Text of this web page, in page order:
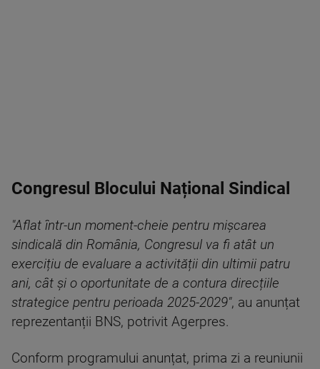
Congresul Blocului Național Sindical
"Aflat într-un moment-cheie pentru mișcarea
sindicală din România, Congresul va fi atât un
exercițiu de evaluare a activității din ultimii patru
ani, cât și o oportunitate de a contura direcțiile
strategice pentru perioada 2025-2029", au anunțat
reprezentanții BNS, potrivit Agerpres.
Conform programului anunțat, prima zi a reuniunii